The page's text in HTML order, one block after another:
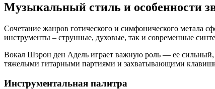
Музыкальный стиль и особенности
Сочетание жанров готического и симфонического метала
инструменты – струнные, духовые, так и современные
Вокал Шэрон ден Адель играет важную роль — ее сильный,
тяжелыми гитарными партиями и захватывающими
Инструментальная палитра